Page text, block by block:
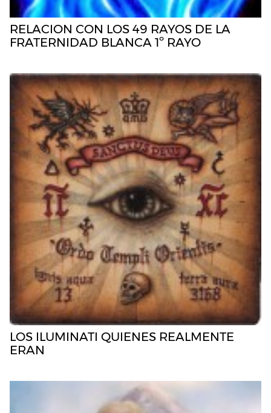
RELACION CON LOS 49 RAYOS DE LA
FRATERNIDAD BLANCA 1º RAYO
LOS ILUMINATI QUIENES REALMENTE
ERAN